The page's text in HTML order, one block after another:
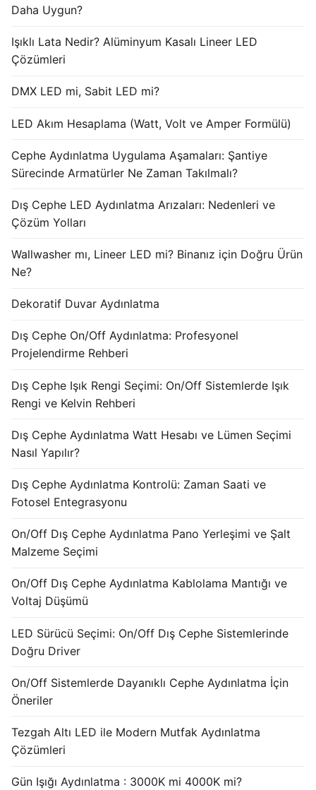
İç Mekan LED Driver
DMX BİLGİ
DMX Nedir? Ürün Çeşitleri Nelerdir?
Cephe Animasyon LEDLine Serisi
Cephe Animasyon WallWasher Serisi
KATALOG
HAKKIMIZDA
SSS
English
Arabic
Daha Uygun?
Işıklı Lata Nedir? Alüminyum Kasalı Lineer LED
Çözümleri
DMX LED mi, Sabit LED mi?
LED Akım Hesaplama (Watt, Volt ve Amper Formülü)
Cephe Aydınlatma Uygulama Aşamaları: Şantiye
Sürecinde Armatürler Ne Zaman Takılmalı?
Dış Cephe LED Aydınlatma Arızaları: Nedenleri ve
Çözüm Yolları
Wallwasher mı, Lineer LED mi? Binanız için Doğru Ürün
Ne?
Dekoratif Duvar Aydınlatma
Dış Cephe On/Off Aydınlatma: Profesyonel
Projelendirme Rehberi
Dış Cephe Işık Rengi Seçimi: On/Off Sistemlerde Işık
Rengi ve Kelvin Rehberi
Dış Cephe Aydınlatma Watt Hesabı ve Lümen Seçimi
Nasıl Yapılır?
Dış Cephe Aydınlatma Kontrolü: Zaman Saati ve
Fotosel Entegrasyonu
On/Off Dış Cephe Aydınlatma Pano Yerleşimi ve Şalt
Malzeme Seçimi
On/Off Dış Cephe Aydınlatma Kablolama Mantığı ve
Voltaj Düşümü
LED Sürücü Seçimi: On/Off Dış Cephe Sistemlerinde
Doğru Driver
On/Off Sistemlerde Dayanıklı Cephe Aydınlatma İçin
Öneriler
Tezgah Altı LED ile Modern Mutfak Aydınlatma
Çözümleri
Gün Işığı Aydınlatma : 3000K mi 4000K mi?